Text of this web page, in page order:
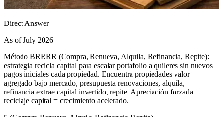
Direct Answer
As of July 2026
Método BRRRR (Compra, Renueva, Alquila, Refinancia, Repite):
estrategia recicla capital para escalar portafolio alquileres sin nuevos
pagos iniciales cada propiedad. Encuentra propiedades valor
agregado bajo mercado, presupuesta renovaciones, alquila,
refinancia extrae capital invertido, repite. Apreciación forzada +
reciclaje capital = crecimiento acelerado.